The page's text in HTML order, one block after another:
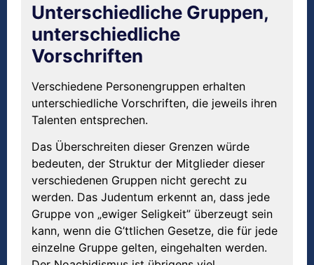
Unterschiedliche Gruppen,
unterschiedliche
Vorschriften
Verschiedene Personengruppen erhalten
unterschiedliche Vorschriften, die jeweils ihren
Talenten entsprechen.
Das Überschreiten dieser Grenzen würde
bedeuten, der Struktur der Mitglieder dieser
verschiedenen Gruppen nicht gerecht zu
werden. Das Judentum erkennt an, dass jede
Gruppe von „ewiger Seligkeit” überzeugt sein
kann, wenn die G’ttlichen Gesetze, die für jede
einzelne Gruppe gelten, eingehalten werden.